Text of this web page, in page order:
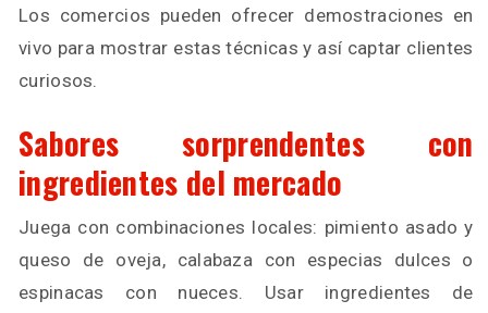
Los comercios pueden ofrecer demostraciones en
vivo para mostrar estas técnicas y así captar clientes
curiosos.
Sabores sorprendentes con
ingredientes del mercado
Juega con combinaciones locales: pimiento asado y
queso de oveja, calabaza con especias dulces o
espinacas con nueces. Usar ingredientes de